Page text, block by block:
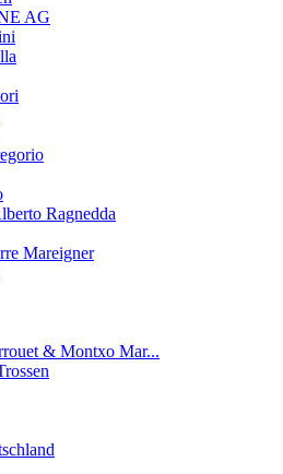
AG
Ragnedda
Mareigner
& Montxo Mar...